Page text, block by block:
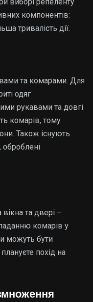
компонентів:
тривалість дії.
та комарами. Для
одяг
рукавами та довгі
комарів, тому
Також існують
оброблені
та двері –
комарів у
можуть бути
похід на